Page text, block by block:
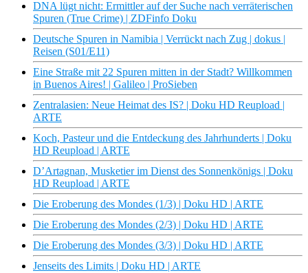
DNA lügt nicht: Ermittler auf der Suche nach verräterischen
Spuren (True Crime) | ZDFinfo Doku
Deutsche Spuren in Namibia | Verrückt nach Zug | dokus |
Reisen (S01/E11)
Eine Straße mit 22 Spuren mitten in der Stadt? Willkommen
in Buenos Aires! | Galileo | ProSieben
Zentralasien: Neue Heimat des IS? | Doku HD Reupload |
ARTE
Koch, Pasteur und die Entdeckung des Jahrhunderts | Doku
HD Reupload | ARTE
D’Artagnan, Musketier im Dienst des Sonnenkönigs | Doku
HD Reupload | ARTE
Die Eroberung des Mondes (1/3) | Doku HD | ARTE
Die Eroberung des Mondes (2/3) | Doku HD | ARTE
Die Eroberung des Mondes (3/3) | Doku HD | ARTE
Jenseits des Limits | Doku HD | ARTE